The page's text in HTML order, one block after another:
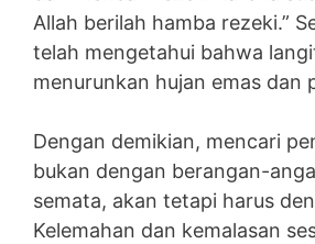
Allah berilah hamba rezeki.”
telah mengetahui bahwa
menurunkan hujan emas dan
Dengan demikian, mencari
bukan dengan berangan-
semata, akan tetapi harus
Kelemahan dan kemalasan